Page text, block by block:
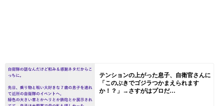
テンションの上がった息子、自衛官さんに
「このぶきでゴジラつかまえられます
か！？」→さすがはプロだ...